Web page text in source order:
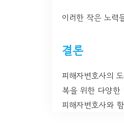
이러한 작은 노력
결론
피해자변호사의
복을 위한 다양한
피해자변호사와